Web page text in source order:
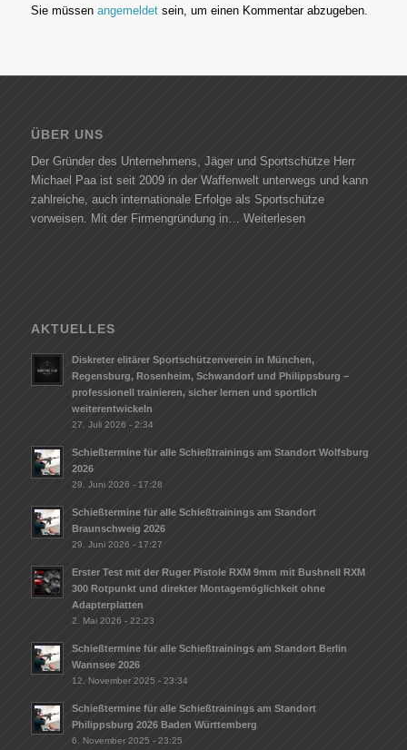
Sie müssen angemeldetsein, um einen Kommentar abzugeben.
ÜBER UNS
Der Gründer des Unternehmens, Jäger und Sportschütze Herr
Michael Paa ist seit 2009 in der Waffenwelt unterwegs und kann
zahlreiche, auch internationale Erfolge als Sportschütze
vorweisen. Mit der Firmengründung in… Weiterlesen
AKTUELLES
Diskreter elitärer Sportschützenverein in München,
Regensburg, Rosenheim, Schwandorf und Philippsburg –
professionell trainieren, sicher lernen und sportlich
weiterentwickeln
27. Juli 2026 - 2:34
Schießtermine für alle Schießtrainings am Standort Wolfsburg
2026
29. Juni 2026 - 17:28
Schießtermine für alle Schießtrainings am Standort
Braunschweig 2026
29. Juni 2026 - 17:27
Erster Test mit der Ruger Pistole RXM 9mm mit Bushnell RXM
300 Rotpunkt und direkter Montagemöglichkeit ohne
Adapterplatten
2. Mai 2026 - 22:23
Schießtermine für alle Schießtrainings am Standort Berlin
Wannsee 2026
12. November 2025 - 23:34
Schießtermine für alle Schießtrainings am Standort
Philippsburg 2026 Baden Württemberg
6. November 2025 - 23:25